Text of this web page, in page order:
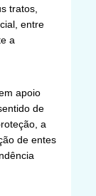
tratos,
entre
a
apoio
de
a
de entes